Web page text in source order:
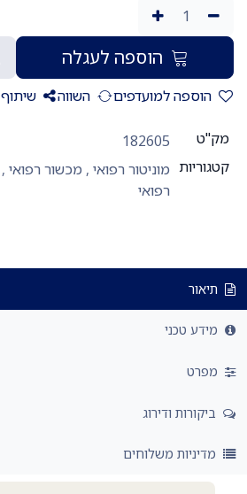
הוספה לעגלה
הוספה למועדפים השווה שיתוף
מק"ט
182605
קטגוריות מוניטור רפואי, מכשור רפואי,
רפואי
תיאור
מידע טכני
מפרט
ביקורות ודירוג
מדיניות משלוחים